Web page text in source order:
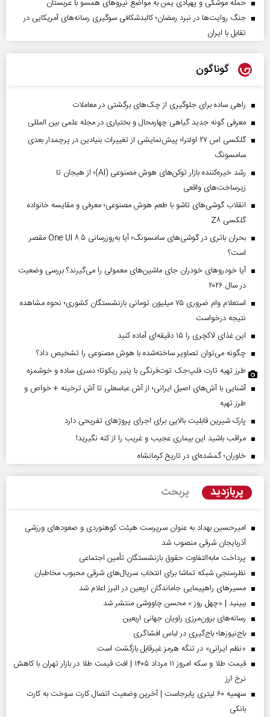
حمله موشکی و پهپادی یمن به مواضع نیروهای همسو با عربستان
جنگ روایت‌ها در نبرد رمضان؛ کالبدشکافی سوگیری رسانه‌های آمریکایی در
تقابل با ایران
گوناگون
راهی ساده برای جلوگیری از چک‌های برگشتی در معاملات
معرفی گونه جدید گیاهی چهارمحال و بختیاری در مجله علمی بین المللی
گلکسی اس ۲۷ اولترا؛ پیش‌نمایشی از تغییرات بنیادین در پرچمدار بعدی
سامسونگ
رشد خیره‌کننده بازار توکن‌های هوش مصنوعی (AI)؛ از هیجان تا
زیرساخت‌های واقعی
انقلاب گوشی‌های تاشو‌ با طعم هوش مصنوعی؛ معرفی و مقایسه خانواده
گلکسی Z۸
بحران باتری در گوشی‌های سامسونگ؛ آیا به‌روزرسانی One UI ۸.۵ مقصر
است؟
آیا خودروهای خودران جای ماشین‌های معمولی را می‌گیرند؟ بررسی وضعیت
در سال ۲۰۲۶
استعلام وام ضروری ۷۵ میلیون تومانی بازنشستگان کشوری؛ نحوه مشاهده
نتیجه درخواست
این غذای لاکچری را ۱۵ دقیقه‌ای آماده کنید
چگونه می‌توان تصاویر ساخته‌شده با هوش مصنوعی را تشخیص داد؟
طرز تهیه تارت فلپ‌جک توت‌فرنگی با پنیر ریکوتا؛ دسری ساده و خوشمزه
آشنایی با آش‌های اصیل ایرانی؛ از آش عباسعلی تا آش ترخینه + خواص و
طرز تهیه
پارک شیرین قابلیت‌ بالایی برای اجرای پروژهای تفریحی دارد
مراقب باشید این بیماری عجیب و غریب را از کنه نگیرید!
خاوران؛ گمشده‌ای در تاریخ کرمانشاه
پربازدید پربحث
امیرحسین بهداد به عنوان سرپرست هیئت کوهنوردی و صعودهای ورزشی
آذربایجان شرقی منصوب شد
پرداخت مابه‌التفاوت حقوق بازنشستگان تأمین اجتماعی
نظرسنجی شبکه تماشا برای انتخاب سریال‌های شرقی محبوب مخاطبان
مسیر‌های راهپیمایی جاماندگان اربعین در البرز اعلام شد
ببینید | «چهل روز » محسن چاووشی منتشر شد
رسانه‌های برون‌مرزی راویان جهانی اربعین
باج‌نیوزها؛ باج‌گیری در لباس افشاگری
«نظم ایرانی» در تنگه هرمز غیرقابل بازگشت است
قیمت طلا و سکه امروز ۱۱ مرداد ۱۴۰۵ | افت قیمت طلا در بازار تهران با کاهش
نرخ ارز
سهمیه ۶۰ لیتری پابرجاست | آخرین وضعیت اتصال کارت سوخت به کارت
بانکی